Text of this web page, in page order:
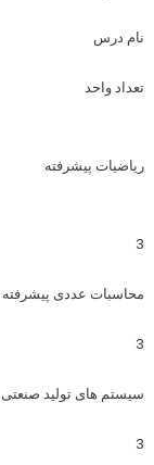
نام درس
تعداد واحد
ریاضیات پیشرفته
3
محاسبات عددی پیشرفته
3
سیستم های تولید صنعتی
3